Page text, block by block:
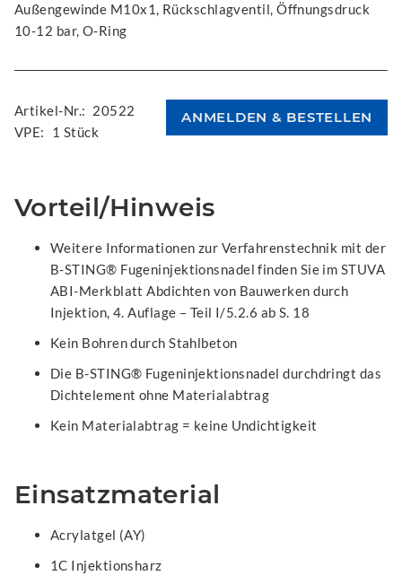
Außengewinde M10x1, Rückschlagventil, Öffnungsdruck
10-12 bar, O-Ring
Artikel-Nr.: 20522
VPE:
1 Stück
Vorteil/Hinweis
Weitere Informationen zur Verfahrenstechnik mit der
B-STING® Fugeninjektionsnadel finden Sie im STUVA
ABI-Merkblatt Abdichten von Bauwerken durch
Injektion, 4. Auflage – Teil I/5.2.6 ab S. 18
Kein Bohren durch Stahlbeton
Die B-STING® Fugeninjektionsnadel durchdringt das
Dichtelement ohne Materialabtrag
Kein Materialabtrag = keine Undichtigkeit
Einsatzmaterial
Acrylatgel (AY)
1C Injektionsharz